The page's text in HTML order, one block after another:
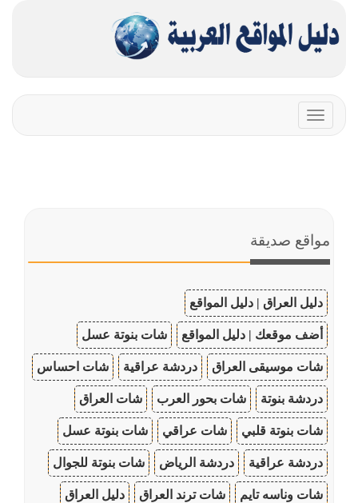
Toggle
navigation
مواقع صديقة
دليل العراق | دليل المواقع
أضف موقعك | دليل المواقع شات بنوتة عسل
شات موسيقى العراق دردشة عراقية شات احساس
دردشة بنوتة شات بحور العرب شات العراق
شات بنوتة قلبي شات عراقي شات بنوتة عسل
دردشة عراقية دردشة الرياض شات بنوتة للجوال
شات وناسه تايم شات ترند العراق دليل العراق